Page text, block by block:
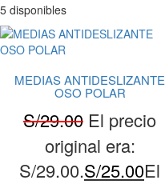
5 disponibles
MEDIAS ANTIDESLIZANTE
OSO POLAR
S/29.00 El precio
original era:
S/29.00.S/25.00El